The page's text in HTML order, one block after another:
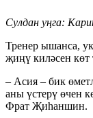
Сулдан уңга:
Тренер ышанса,
җиңү киләсен көт
– Асия – бик
аны үстерү өчен
Фрат Җиһаншин.